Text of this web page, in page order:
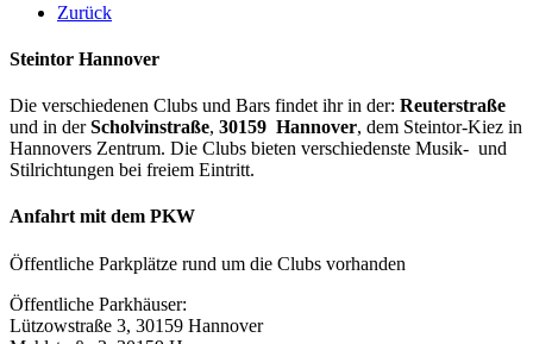
Zurück
Steintor Hannover
Die verschiedenen Clubs und Bars findet ihr in der: Reuterstraße
und in derScholvinstraße, 30159 Hannover, dem Steintor-Kiez in
Hannovers Zentrum. Die Clubs bieten verschiedenste Musik- und
Stilrichtungen bei freiem Eintritt.
Anfahrt mit dem PKW
Öffentliche Parkplätze rund um die Clubs vorhanden
Öffentliche Parkhäuser:
Lützowstraße 3, 30159 Hannover